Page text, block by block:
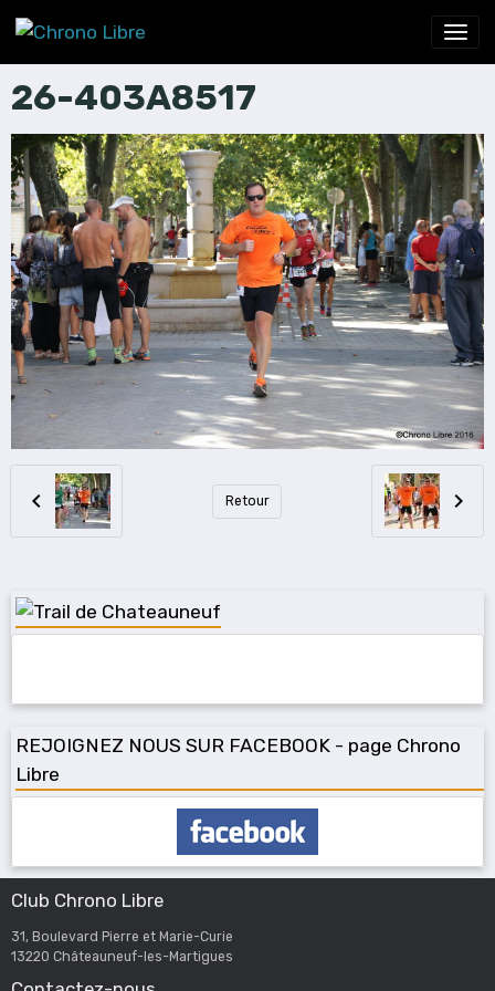
26-403A8517
Retour
REJOIGNEZ NOUS SUR FACEBOOK - page Chrono
Libre
Club Chrono Libre
31, Boulevard Pierre et Marie-Curie
13220 Châteauneuf-les-Martigues